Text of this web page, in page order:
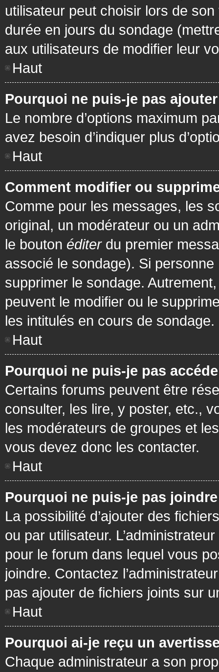
utilisateur peut choisir lors de
durée en jours du sondage
aux utilisateurs de modifier leur
Haut
Pourquoi ne puis-je pas
Le nombre d’options maximum
avez besoin d’indiquer plus
Haut
Comment modifier ou
Comme pour les messages, les
original, un modérateur ou un
le bouton éditerdu premier
associé le sondage). Si personne
supprimer le sondage.
peuvent le modifier ou le
les intitulés en cours de sondage.
Haut
Pourquoi ne puis-je pas
Certains forums peuvent être
consulter, les lire, y poster, etc.,
les modérateurs de groupes et
vous devez donc les contacter.
Haut
Pourquoi ne puis-je pas
La possibilité d’ajouter des
ou par utilisateur.
pour le forum dans lequel vous
joindre. Contactez
pas ajouter de fichiers joints sur
Haut
Pourquoi ai-je reçu un
Chaque administrateur a son